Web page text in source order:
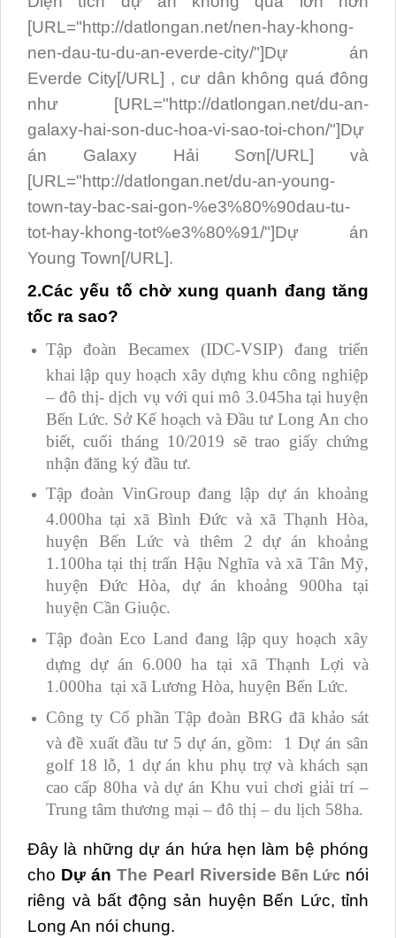
[URL="http://datlongan.net/nen-hay-khong-
nen-dau-tu-du-an-everde-city/"]Dự án
Everde City[/URL] , cư dân không quá đông
như [URL="http://datlongan.net/du-an-
galaxy-hai-son-duc-hoa-vi-sao-toi-chon/"]Dự
án Galaxy Hải Sơn[/URL] và
[URL="http://datlongan.net/du-an-young-
town-tay-bac-sai-gon-%e3%80%90dau-tu-
tot-hay-khong-tot%e3%80%91/"]Dự án
Young Town[/URL].
2.Các yếu tố chờ xung quanh đang tăng
tốc ra sao?
Tập đoàn Becamex (IDC-VSIP) đang triển
khai lập quy hoạch xây dựng khu công nghiệp
– đô thị- dịch vụ với qui mô 3.045ha tại huyện
Bến Lức. Sở Kế hoạch và Đầu tư Long An cho
biết, cuối tháng 10/2019 sẽ trao giấy chứng
nhận đăng ký đầu tư.
Tập đoàn VinGroup đang lập dự án khoảng
4.000ha tại xã Bình Đức và xã Thạnh Hòa,
huyện Bến Lức và thêm 2 dự án khoảng
1.100ha tại thị trấn Hậu Nghĩa và xã Tân Mỹ,
huyện Đức Hòa, dự án khoảng 900ha tại
huyện Cần Giuộc.
Tập đoàn Eco Land đang lập quy hoạch xây
dựng dự án 6.000 ha tại xã Thạnh Lợi và
1.000ha tại xã Lương Hòa, huyện Bến Lức.
Công ty Cổ phần Tập đoàn BRG đã khảo sát
và đề xuất đầu tư 5 dự án, gồm: 1 Dự án sân
golf 18 lỗ, 1 dự án khu phụ trợ và khách sạn
cao cấp 80ha và dự án Khu vui chơi giải trí –
Trung tâm thương mại – đô thị – du lịch 58ha.
Đây là những dự án hứa hẹn làm bệ phóng
cho Dự án The Pearl Riverside Bến Lức nói
riêng và bất động sản huyện Bến Lức, tỉnh
Long An nói chung.